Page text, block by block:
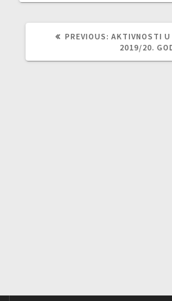
PREVIOUS: PREVIOUS
POST:
AKTIVNOSTI U
2019/20.